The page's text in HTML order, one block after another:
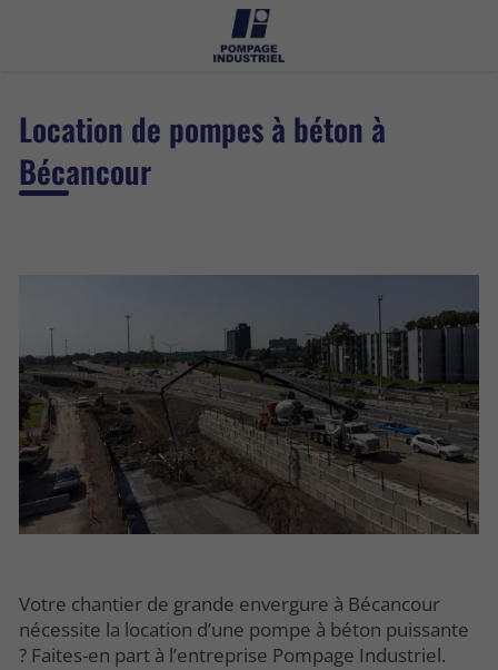
Location de pompes à béton à
Bécancour
Votre chantier de grande envergure à Bécancour
nécessite la location d’une pompe à béton puissante
? Faites-en part à l’entreprise Pompage Industriel.